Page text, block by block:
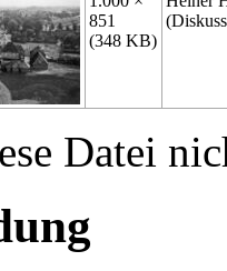
851
(348 KB)
(
Datei